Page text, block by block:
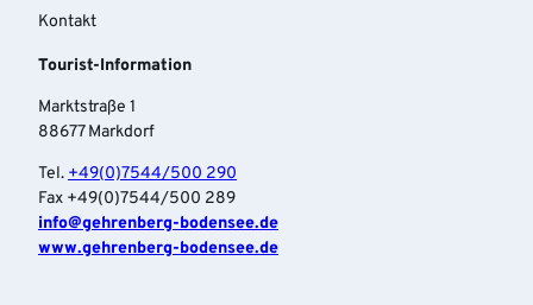
Kontakt
Tourist-Information
Marktstraße 1
88677 Markdorf
Tel. +49(0)7544/500 290
Fax +49(0)7544/500 289
info‎@gehrenberg-bodensee.de
www.gehrenberg-bodensee.de